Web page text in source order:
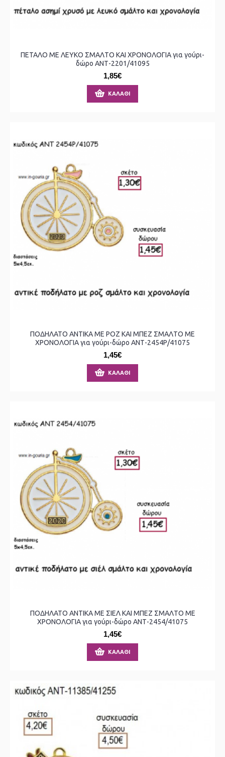
ΠΕΤΑΛΟ ΜΕ ΛΕΥΚΟ ΣΜΑΛΤΟ ΚΑΙ ΧΡΟΝΟΛΟΓΙΑ για γούρι-
δώρο ΑΝΤ-2201/41095
1,85€
ΚΑΛΆΘΙ
ΠΟΔΗΛΑΤΟ ΑΝΤΙΚΑ ΜΕ ΡΟΖ ΚΑΙ ΜΠΕΖ ΣΜΑΛΤΟ ΜΕ
ΧΡΟΝΟΛΟΓΙΑ για γούρι-δώρο ΑΝΤ-2454Ρ/41075
1,45€
ΚΑΛΆΘΙ
ΠΟΔΗΛΑΤΟ ΑΝΤΙΚΑ ΜΕ ΣΙΕΛ ΚΑΙ ΜΠΕΖ ΣΜΑΛΤΟ ΜΕ
ΧΡΟΝΟΛΟΓΙΑ για γούρι-δώρο ΑΝΤ-2454/41075
1,45€
ΚΑΛΆΘΙ